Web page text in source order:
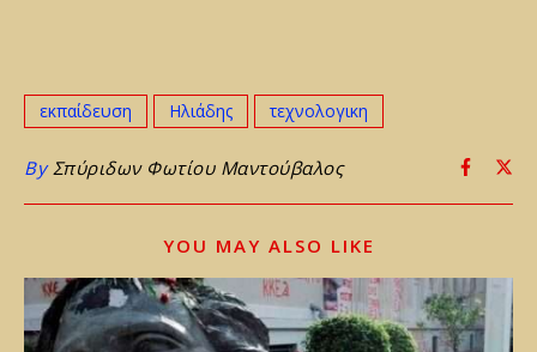
εκπαίδευση Ηλιάδης τεχνολογικη
By Σπύριδων Φωτίου Μαντούβαλος
YOU MAY ALSO LIKE